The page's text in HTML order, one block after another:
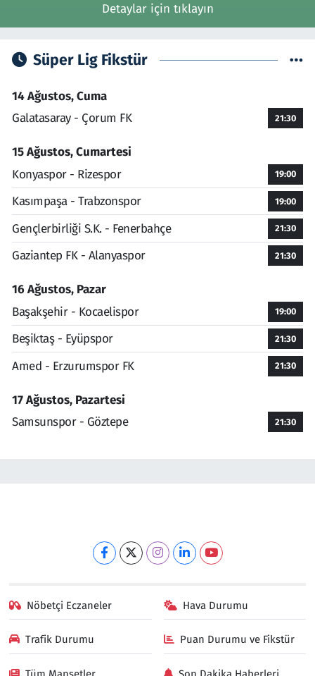
Detaylar için tıklayın
Süper Lig Fikstür
14 Ağustos, Cuma
Galatasaray - Çorum FK
21:30
15 Ağustos, Cumartesi
Konyaspor - Rizespor
19:00
Kasımpaşa - Trabzonspor 19:00
Gençlerbirliği S.K. - Fenerbahçe 21:30
Gaziantep FK - Alanyaspor 21:30
16 Ağustos, Pazar
Başakşehir - Kocaelispor
19:00
Beşiktaş - Eyüpspor 21:30
Amed - Erzurumspor FK 21:30
17 Ağustos, Pazartesi
Samsunspor - Göztepe
21:30
Nöbetçi Eczaneler Hava Durumu
Trafik Durumu Puan Durumu ve Fikstür